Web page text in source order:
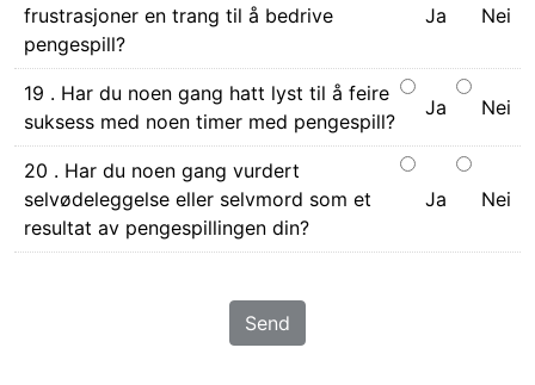
frustrasjoner en trang til å bedrive
pengespill?
Ja Nei
19 . Har du noen gang hatt lyst til å feire
suksess med noen timer med pengespill?
Ja Nei
20 . Har du noen gang vurdert
selvødeleggelse eller selvmord som et
resultat av pengespillingen din?
Ja Nei
Send